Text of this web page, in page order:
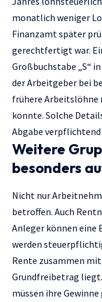
monatlich weniger
Finanzamt später
gerechtfertigt war.
Großbuchstabe „S“
der Arbeitgeber bei
frühere
konnte. Solche
Abgabe verpflichtend
Weitere
besonders
Nicht nur
betroffen. Auch
Anleger können eine
werden
Rente zusammen
Grundfreibetrag
müssen ihre